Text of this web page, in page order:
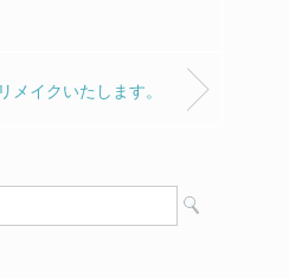
リメイクいたします。